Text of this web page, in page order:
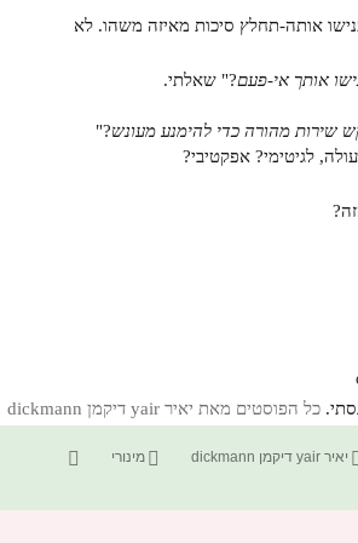
אותה-תחלץ סיכות מאיזה משהו. לא
אותך אי-פעם?" שאלתי.
שירות מהורה כדי להימנע מעונש?"
לגיטימי? אפקטיבי?
כל הפוסטים מאת יאיר yair דיקמן dickmann‏
מחבר
יאיר yair דיקמן dickmann קטגוריות
מינורי